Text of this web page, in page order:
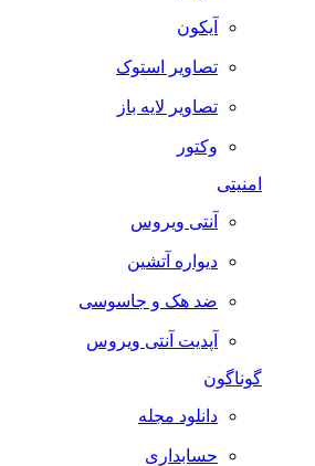
آیکون
تصاویر استوک
تصاویر لایه باز
وکتور
امنیتی
آنتی ویروس
دیواره آتشین
ضد هک و جاسوسی
آپدیت آنتی ویروس
گوناگون
دانلود مجله
حسابداری